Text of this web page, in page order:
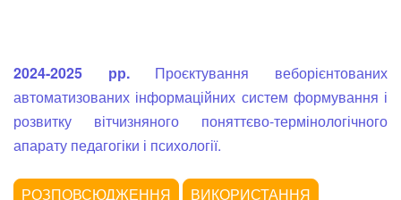
2024-2025 рр.Проєктування веборієнтованих
автоматизованих інформаційних систем формування і
розвитку вітчизняного поняттєво-термінологічного
апарату педагогіки і психології.